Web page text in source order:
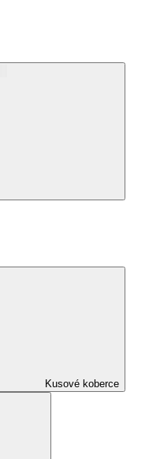
Kusové koberce